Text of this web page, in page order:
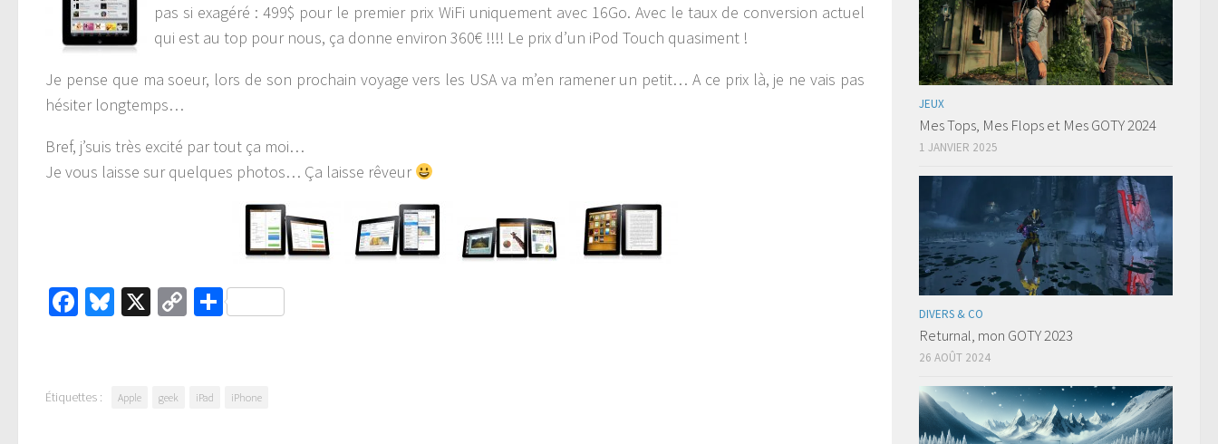
pas si exagéré : 499$ pour le premier prix WiFi uniquement avec 16Go. Avec le taux de conversion actuel
qui est au top pour nous, ça donne environ 360€ !!!! Le prix d’un iPod Touch quasiment !
Je pense que ma soeur, lors de son prochain voyage vers les USA va m’en ramener un petit… A ce prix là, je ne vais pas
hésiter longtemps…
Bref, j’suis très excité par tout ça moi…
Je vous laisse sur quelques photos… Ça laisse rêveur
Facebook
Bluesky
X
CopyPartager
Étiquettes : Apple geek iPad iPhone
JEUX
Mes Tops, Mes Flops et Mes GOTY 2024
1 JANVIER 2025
DIVERS & CO
Returnal, mon GOTY 2023
26 AOÛT 2024